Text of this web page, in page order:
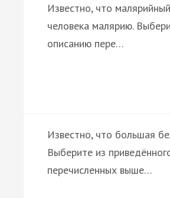
Известно, что
человека малярию.
описанию пере…
Известно, что большая
Выберите из
перечисленных выше…